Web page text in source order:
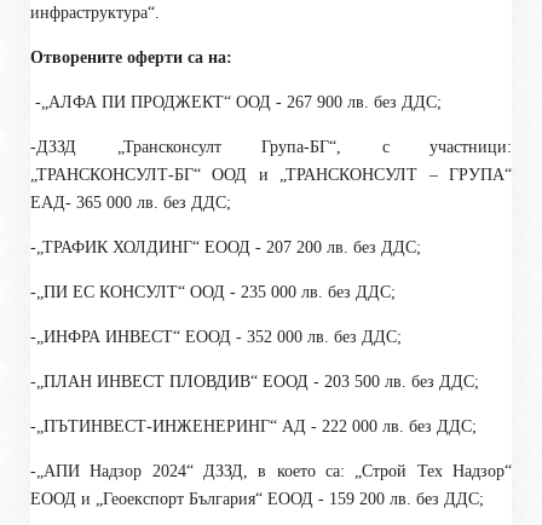
инфраструктура“.
Отворените оферти са на:
-„АЛФА ПИ ПРОДЖЕКТ“ ООД - 267 900 лв. без ДДС;
-ДЗЗД „Трансконсулт Група-БГ“, с участници:
„ТРАНСКОНСУЛТ-БГ“ ООД и „ТРАНСКОНСУЛТ – ГРУПА“
ЕАД- 365 000 лв. без ДДС;
-„ТРАФИК ХОЛДИНГ“ ЕООД - 207 200 лв. без ДДС;
-„ПИ ЕС КОНСУЛТ“ ООД - 235 000 лв. без ДДС;
-„ИНФРА ИНВЕСТ“ ЕООД - 352 000 лв. без ДДС;
-„ПЛАН ИНВЕСТ ПЛОВДИВ“ ЕООД - 203 500 лв. без ДДС;
-„ПЪТИНВЕСТ-ИНЖЕНЕРИНГ“ АД - 222 000 лв. без ДДС;
-„АПИ Надзор 2024“ ДЗЗД, в което са: „Строй Тех Надзор“
ЕООД и „Геоекспорт България“ ЕООД - 159 200 лв. без ДДС;